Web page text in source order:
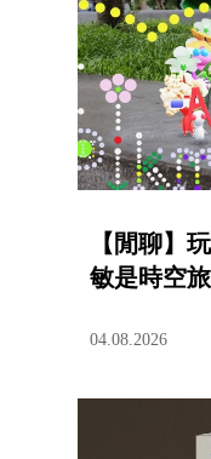
【閒聊】
敏是時空
04.08.2026